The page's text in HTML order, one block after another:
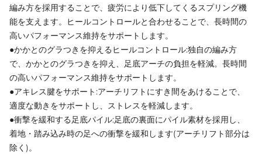
編み方を採用することで、疲労により低下してくるスプリング機
能を支えます。ヒールコントロールと合わせることで、長時間の
高いパフォーマンス維持をサポートします。
●かかとのグラつきを抑えるヒールコントロール:独自の編み方
で、かかとのグラつきを抑え、足底アーチの負担を軽減。長時間
の高いパフォーマンス維持をサポートします。
●アキレス腱をサポート:アーチリフトにすき間をあけることで、
適度な動きをサポートし、ストレスを軽減します。
●衝撃を緩和する足底パイル:足底の裏面にパイル素材を採用し、
着地・踏み込み時の足への衝撃を緩和します(アーチリフト部分は
除く)。